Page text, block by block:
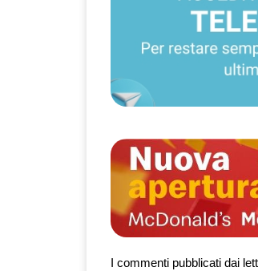
I commenti pubblicati dai